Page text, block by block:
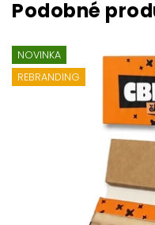
NOVINKA
REBRANDING